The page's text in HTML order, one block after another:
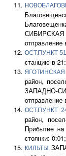
отправление
ОСТ.ПУНКТ
станцию в
ЯГОТИНСКАЯ
район,
ЗАПАДНО-
отправление
ОСТ.ПУНКТ
район,
Прибытие
стоянки: 0:01;
КИЛЬТЫ